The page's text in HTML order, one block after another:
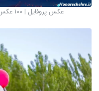
عکس پروفایل | ۱۰۰ عکس پروفایل خاص و تک، خفن و زیبا